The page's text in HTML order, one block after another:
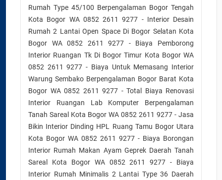
Rumah Type 45/100 Berpengalaman Bogor Tengah
Kota Bogor WA 0852 2611 9277 - Interior Desain
Rumah 2 Lantai Open Space Di Bogor Selatan Kota
Bogor WA 0852 2611 9277 - Biaya Pemborong
Interior Ruangan Tk Di Bogor Timur Kota Bogor WA
0852 2611 9277 - Biaya Untuk Memasang Interior
Warung Sembako Berpengalaman Bogor Barat Kota
Bogor WA 0852 2611 9277 - Total Biaya Renovasi
Interior Ruangan Lab Komputer Berpengalaman
Tanah Sareal Kota Bogor WA 0852 2611 9277 - Jasa
Bikin Interior Dinding HPL Ruang Tamu Bogor Utara
Kota Bogor WA 0852 2611 9277 - Biaya Borongan
Interior Rumah Makan Ayam Geprek Daerah Tanah
Sareal Kota Bogor WA 0852 2611 9277 - Biaya
Interior Rumah Minimalis 2 Lantai Type 36 Daerah